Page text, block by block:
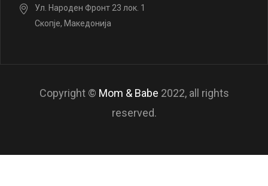
Ул. Народен Фронт 23 лок. 1
Скопје, Македонија
Copyright © Mom & Babe 2022, all rights
reserved.